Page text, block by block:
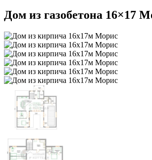
Дом из газобетона 16×17